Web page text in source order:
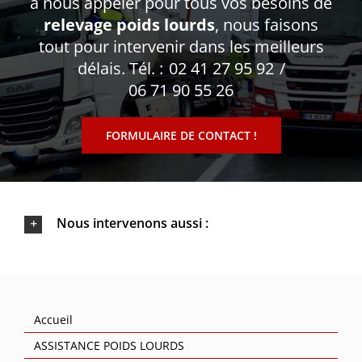
relevage poids lourds, nous faisons
tout pour intervenir dans les meilleurs
délais. Tél. : 02 41 27 95 92/
06 71 90 55 26
FORMULAIRE DE CONTACT !
Nous intervenons aussi :
Accueil
ASSISTANCE POIDS LOURDS